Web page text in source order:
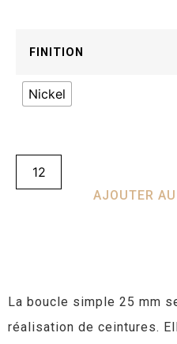
FINITION
Nickel
AJOUTER
La boucle simple 25 mm
réalisation de ceintures.